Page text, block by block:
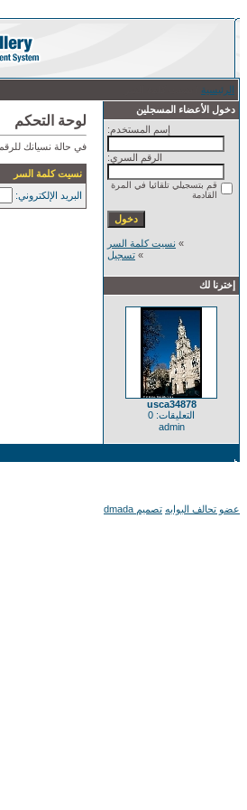
الرئيسية
دخول الأعضاء المسجلين
إسم المستخدم:
الرقم السري:
قم بتسجيلي تلقائيا في المرة
القادمة
» نسيت كلمة السر
» تسجيل
إخترنا لك
usca34878
التعليقات: 0
admin
لوحة التحكم
في حالة نسيانك
نسيت كلمة السر
البريد الإلكتروني:
عضو تحالف البوابه تصميم dmada